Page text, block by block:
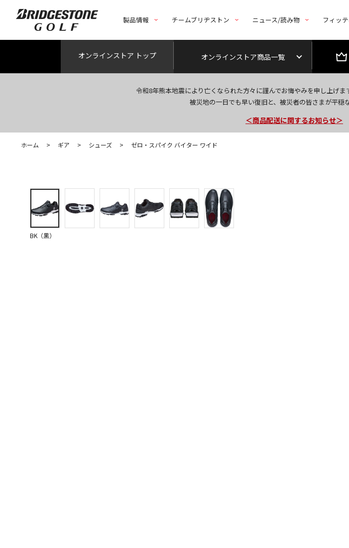
製品情報 チームブリヂストン ニュース/読み物 フィッ
オンラインストア トップ オンラインストア商品一覧
令和8年熊本地震により亡くなられた方々に謹んでお悔やみを申し上げ
被災地の一日でも早い復旧と、被災者の皆さまが平穏
今なら新規会員登録で1,000円
＜商品配送に関するお知らせ＞
＜夏季休暇中のご注文・発送・
ホーム > ギア > シューズ > ゼロ・スパイク バイター ワイド
BK（黒）